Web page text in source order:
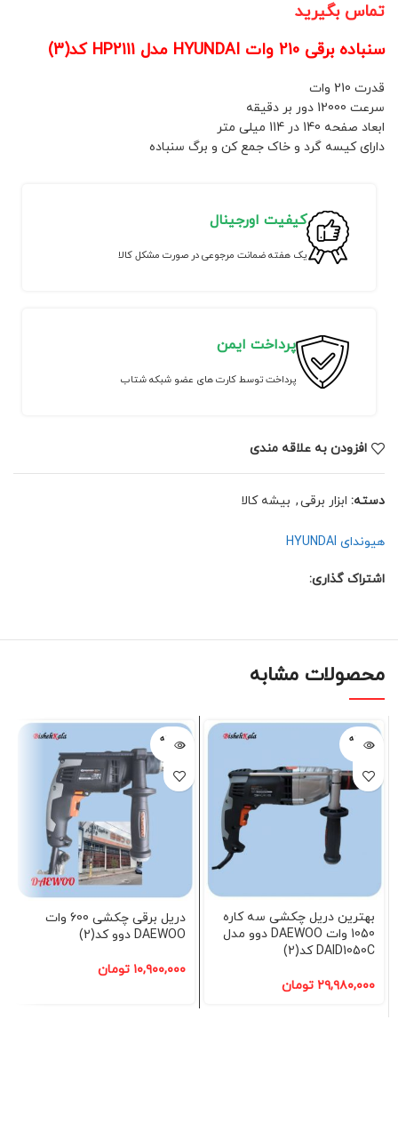
تماس بگیرید
سنباده برقی 210 وات HYUNDAI مدل HP2111 کد(3)
قدرت 210 وات
سرعت 12000 دور بر دقیقه
ابعاد صفحه 140 در 114 میلی متر
دارای کیسه گرد و خاک جمع کن و برگ سنباده
کیفیت اورجینال
یک هفته ضمانت مرجوعی در صورت مشکل کالا
پرداخت ایمن
پرداخت توسط کارت های عضو شبکه شتاب
افزودن به علاقه مندی
دسته: ابزار برقی, بیشه کالا
هیوندای HYUNDAI
اشتراک گذاری:
محصولات مشابه
فروخته
شده
بهترین دریل چکشی سه کاره
1050 وات DAEWOO دوو مدل
DAID1050C کد(2)
۲۹,۹۸۰,۰۰۰ تومان
فروخته
شده
دریل برقی چکشی 600 وات
DAEWOO دوو کد(2)
۱۰,۹۰۰,۰۰۰ تومان